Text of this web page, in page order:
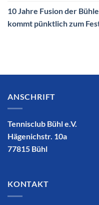
10 Jahre Fusion der
kommt pünktlich zum
ANSCHRIFT
Tennisclub Bühl e.V.
Hägenichstr. 10a
77815 Bühl
KONTAKT